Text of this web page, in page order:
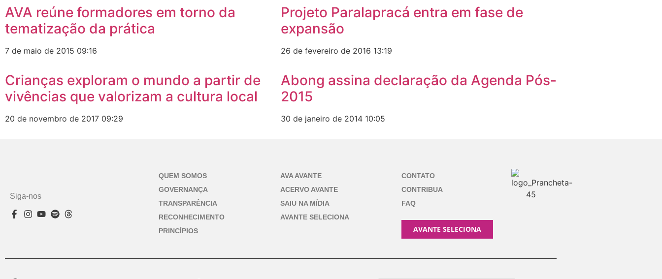
AVA reúne formadores em torno da
tematização da prática
7 de maio de 2015 09:16
Projeto Paralapracá entra em fase de
expansão
26 de fevereiro de 2016 13:19
Crianças exploram o mundo a partir de
vivências que valorizam a cultura local
20 de novembro de 2017 09:29
Abong assina declaração da Agenda Pós-
2015
30 de janeiro de 2014 10:05
Siga-nos
QUEM SOMOS
GOVERNANÇA
TRANSPARÊNCIA
RECONHECIMENTO
PRINCÍPIOS
AVA AVANTE
ACERVO AVANTE
SAIU NA MÍDIA
AVANTE SELECIONA
CONTATO
CONTRIBUA
FAQ
AVANTE SELECIONA